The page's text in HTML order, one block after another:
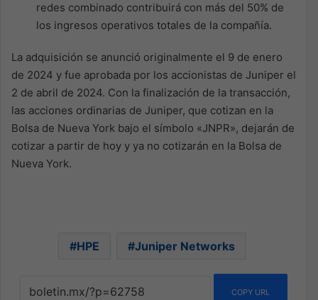
redes combinado contribuirá con más del 50% de
los ingresos operativos totales de la compañía.
La adquisición se anunció originalmente el 9 de enero
de 2024 y fue aprobada por los accionistas de Juniper el
2 de abril de 2024. Con la finalización de la transacción,
las acciones ordinarias de Juniper, que cotizan en la
Bolsa de Nueva York bajo el símbolo «JNPR», dejarán de
cotizar a partir de hoy y ya no cotizarán en la Bolsa de
Nueva York.
HPE Juniper Networks
COPY URL